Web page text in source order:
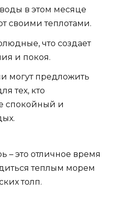
в этом месяце
своими теплотами.
что создает
и покоя.
могут предложить
тех, кто
спокойный и
– это отличное время
теплым морем
толп.